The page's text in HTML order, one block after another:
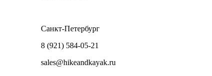
Санкт-Петербург
8 (921) 584-05-21
sales@hikeandkayak.ru